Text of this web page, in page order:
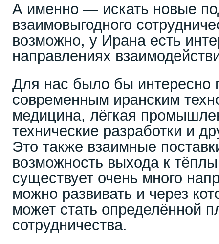
А именно — искать новые
взаимовыгодного
возможно, у Ирана есть
направлениях
Для нас было бы интересно
современным иранским
медицина, лёгкая
технические разработки и
Это также взаимные
возможность выхода к
существует очень много
можно развивать и через
может стать определённой
сотрудничества.